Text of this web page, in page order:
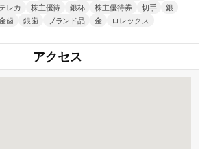
レカ
株主優待 銀杯 株主優待券 切手
銀
歯
銀歯 ブランド品 金 ロレックス
アクセス